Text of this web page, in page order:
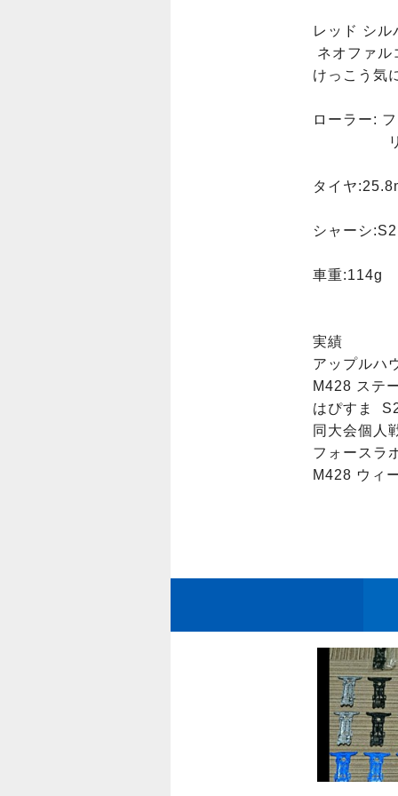
レッド シ
けっこう気
ローラー:
タイヤ
シャーシ:S2
車重:114g
実績
アップルハ
M428 ステ
はぴすま
同大会個人
フォースラ
M428 ウィ